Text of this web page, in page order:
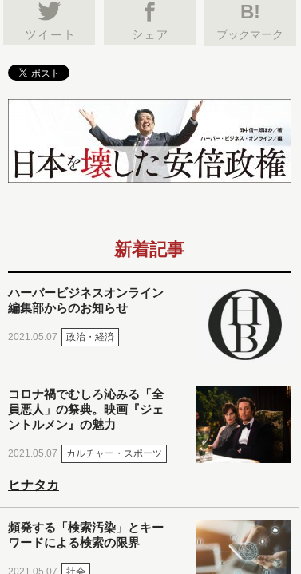
B!
ブックマーク
新着記事
ハーバービジネスオンライン
編集部からのお知らせ
2021.05.07 政治・経済
コロナ禍でむしろ沁みる「全
員悪人」の祭典。映画『ジェ
ントルメン』の魅力
2021.05.07 カルチャー・スポーツ
ヒナタカ
頻発する「検索汚染」とキー
ワードによる検索の限界
社会